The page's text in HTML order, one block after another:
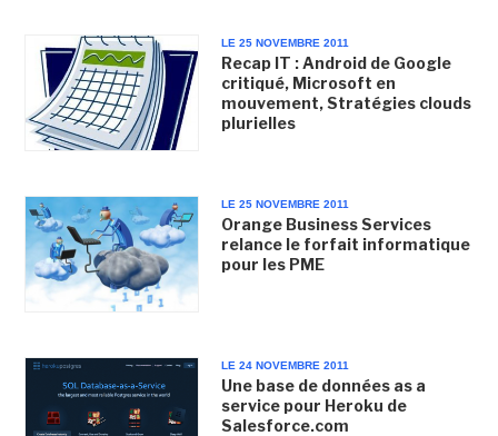
LE 25 NOVEMBRE 2011
Recap IT : Android de Google
critiqué, Microsoft en
mouvement, Stratégies clouds
plurielles
LE 25 NOVEMBRE 2011
Orange Business Services
relance le forfait informatique
pour les PME
LE 24 NOVEMBRE 2011
Une base de données as a
service pour Heroku de
Salesforce.com